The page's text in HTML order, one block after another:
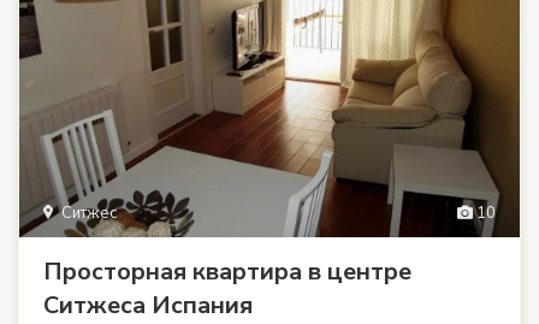
10
Ситжес
Просторная квартира в центре
Ситжеса Испания